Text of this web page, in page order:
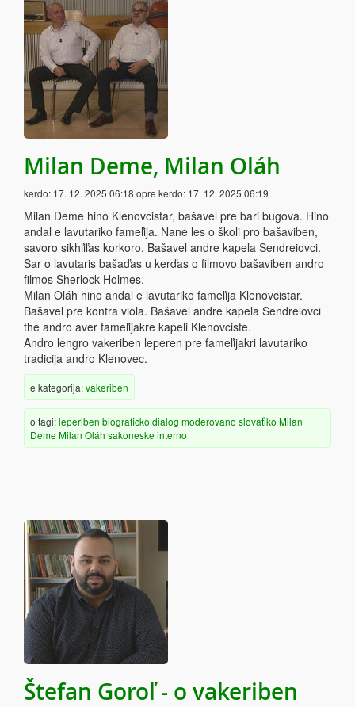
Milan Deme, Milan Oláh
kerdo: 17. 12. 2025 06:18 opre kerdo: 17. 12. 2025 06:19
Milan Deme hino Klenovcistar, bašavel pre bari bugova. Hino
andal e lavutariko fameľija. Nane les o školi pro bašaviben,
savoro sikhľiľas korkoro. Bašavel andre kapela Sendreiovci.
Sar o lavutaris bašaďas u kerďas o filmovo bašaviben andro
filmos Sherlock Holmes.
Milan Oláh hino andal e lavutariko fameľija Klenovcistar.
Bašavel pre kontra viola. Bašavel andre kapela Sendreiovci
the andro aver fameľijakre kapeli Klenovciste.
Andro lengro vakeriben leperen pre fameľijakri lavutariko
tradicija andro Klenovec.
e kategorija:vakeriben
o tagi:leperiben biograficko dialog moderovano slovaťiko Milan
Deme Milan Oláh sakoneske interno
Štefan Goroľ - o vakeriben